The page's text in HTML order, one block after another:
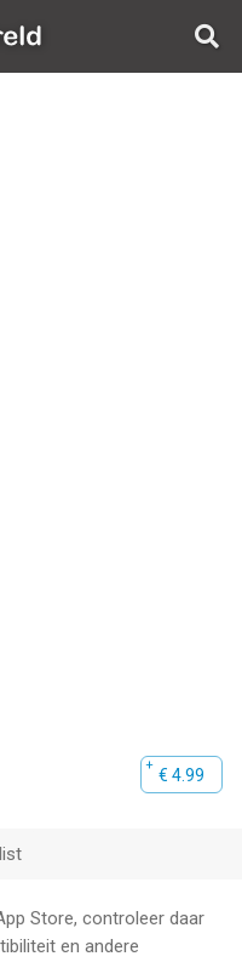
AppWereld
€ 4.99
Store, controleer daar
en andere